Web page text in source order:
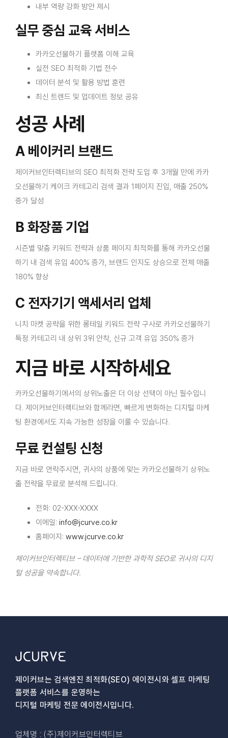
내부 역량 강화 방안 제시
실무 중심 교육 서비스
카카오선물하기 플랫폼 이해 교육
실전 SEO 최적화 기법 전수
데이터 분석 및 활용 방법 훈련
최신 트렌드 및 업데이트 정보 공유
성공 사례
A 베이커리 브랜드
제이커브인터렉티브의 SEO 최적화 전략 도입 후 3개월 만에 카카
오선물하기 케이크 카테고리 검색 결과 1페이지 진입, 매출 250%
증가 달성
B 화장품 기업
시즌별 맞춤 키워드 전략과 상품 페이지 최적화를 통해 카카오선물
하기 내 검색 유입 400% 증가, 브랜드 인지도 상승으로 전체 매출
180% 향상
C 전자기기 액세서리 업체
니치 마켓 공략을 위한 롱테일 키워드 전략 구사로 카카오선물하기
특정 카테고리 내 상위 3위 안착, 신규 고객 유입 350% 증가
지금 바로 시작하세요
카카오선물하기에서의 상위노출은 더 이상 선택이 아닌 필수입니
다. 제이커브인터렉티브와 함께라면, 빠르게 변화하는 디지털 마케
팅 환경에서도 지속 가능한 성장을 이룰 수 있습니다.
무료 컨설팅 신청
지금 바로 연락주시면, 귀사의 상품에 맞는 카카오선물하기 상위노
출 전략을 무료로 분석해 드립니다.
전화: 02-XXX-XXXX
이메일: info@jcurve.co.kr
홈페이지: www.jcurve.co.kr
제이커브인터렉티브 – 데이터에 기반한 과학적 SEO로 귀사의 디지
털 성공을 약속합니다.
제이커브는 검색엔진 최적화(SEO) 에이전시와셀프 마케팅
플랫폼 서비스를 운영하는
디지털 마케팅 전문 에이전시입니다.
업체명 : (주)제이커브인터렉티브